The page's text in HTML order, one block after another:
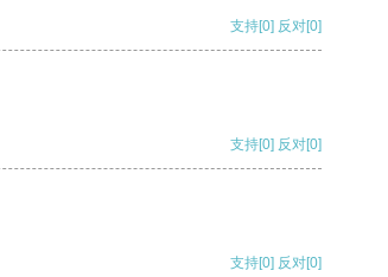
支持[0] 反对[0]
支持[0] 反对[0]
支持[0] 反对[0]